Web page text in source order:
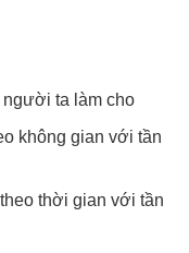
người ta làm cho
không gian với tần
thời gian với tần